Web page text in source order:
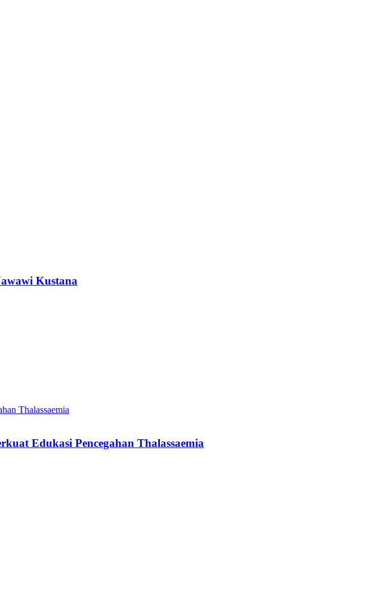
Kustana
Edukasi Pencegahan Thalassaemia